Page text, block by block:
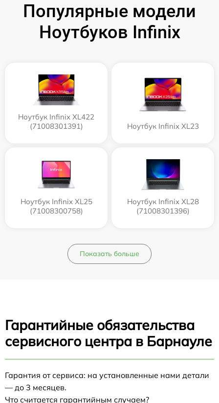
Популярные модели
Ноутбуков Infinix
Ноутбук Infinix XL422
(71008301391)
Ноутбук Infinix XL23
Ноутбук Infinix XL25
(71008300758)
Ноутбук Infinix XL28
(71008301396)
Показать больше
Гарантийные обязательства
сервисного центра в Барнауле
Гарантия от сервиса: на установленные нами детали
— до 3 месяцев.
Что считается гарантийным случаем?